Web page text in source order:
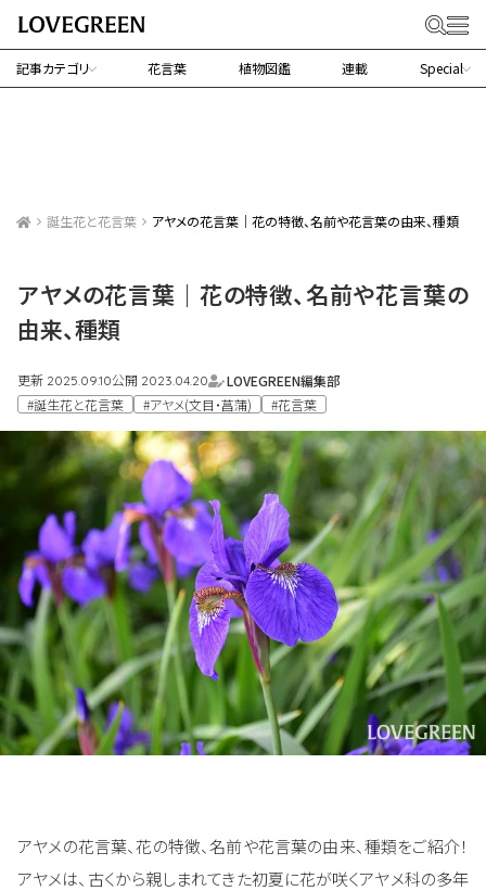
記事カテゴリ 花言葉 植物図鑑 連載 Special
誕生花と花言葉 アヤメの花言葉｜花の特徴、名前や花言葉の由来、種類
アヤメの花言葉｜花の特徴、名前や花言葉の
由来、種類
更新 2025.09.10公開 2023.04.20
LOVEGREEN編集部
#誕生花と花言葉
#アヤメ(文目・菖蒲) #花言葉
アヤメの花言葉、花の特徴、名前や花言葉の由来、種類をご紹介！
アヤメは、古くから親しまれてきた初夏に花が咲くアヤメ科の多年